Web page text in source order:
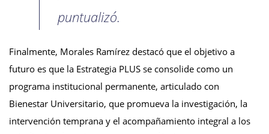
puntualizó.
Finalmente, Morales Ramírez destacó que el objetivo a
futuro es que la Estrategia PLUS se consolide como un
programa institucional permanente, articulado con
Bienestar Universitario, que promueva la investigación, la
intervención temprana y el acompañamiento integral a los